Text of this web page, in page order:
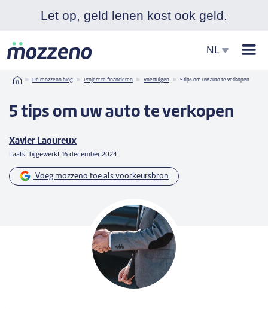
Let op, geld lenen kost ook geld.
NL
Home
De mozzeno blog Project te financieren Voertuigen 5 tips om uw auto te verkopen
5 tips om uw auto te verkopen
Xavier Laoureux
Laatst bijgewerkt 16 december 2024
Voeg mozzeno toe als voorkeursbron